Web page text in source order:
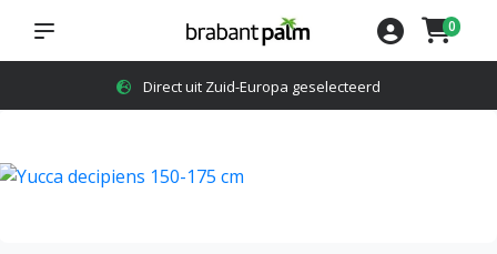
Direct uit Zuid-Europa geselecteerd
0